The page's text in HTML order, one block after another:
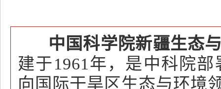
中国科学院新疆生态
建于1961年，是中科院
向国际干旱区生态与环境